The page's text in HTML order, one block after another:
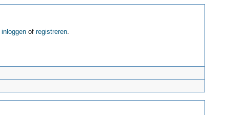
inloggenof registreren.